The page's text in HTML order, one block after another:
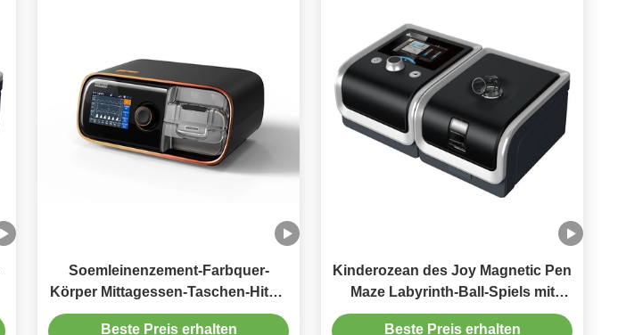
Soemleinenzement-Farbquer-
Körper Mittagessen-Taschen-Hitze-
Transferdruck
Beste Preis erhalten
Kinderozean des Joy Magnetic Pen
Maze Labyrinth-Ball-Spiels mit
Reißbreit
Beste Preis erhalten